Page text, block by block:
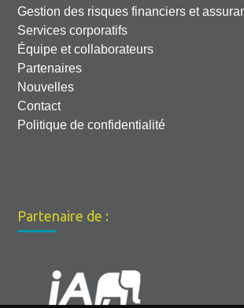
Gestion des risques financiers et
Services corporatifs
Équipe et collaborateurs
Partenaires
Nouvelles
Contact
Politique de confidentialité
Partenaire de :